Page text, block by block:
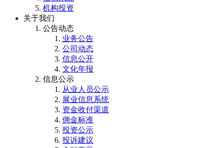
机构投资
关于我们
公告动态
业务公告
公司动态
信息公开
文化年报
信息公示
从业人员公示
展业信息系统
资金收付渠道
佣金标准
投资公示
投诉建议